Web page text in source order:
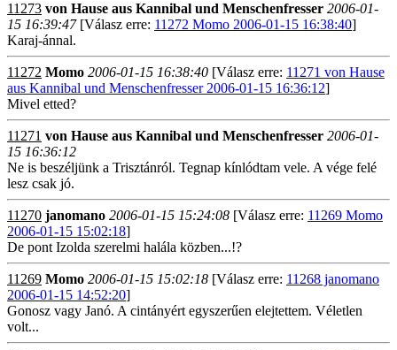
11273 von Hause aus Kannibal und Menschenfresser 2006-01-
15 16:39:47[Válasz erre: 11272 Momo 2006-01-15 16:38:40]
Karaj-ánnal.
11272 Momo 2006-01-15 16:38:40 [Válasz erre: 11271 von Hause
aus Kannibal und Menschenfresser 2006-01-15 16:36:12]
Mivel etted?
11271 von Hause aus Kannibal und Menschenfresser 2006-01-
15 16:36:12
Ne is beszéljünk a Trisztánról. Tegnap kínlódtam vele. A vége felé
lesz csak jó.
11270 janomano 2006-01-15 15:24:08 [Válasz erre: 11269 Momo
2006-01-15 15:02:18]
De pont Izolda szerelmi halála közben...!?
11269 Momo 2006-01-15 15:02:18 [Válasz erre: 11268 janomano
2006-01-15 14:52:20]
Gonosz vagy Janó. A cintányért egyszerűen elejtettem. Véletlen
volt...